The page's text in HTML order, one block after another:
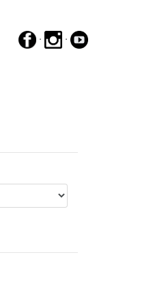
· ·